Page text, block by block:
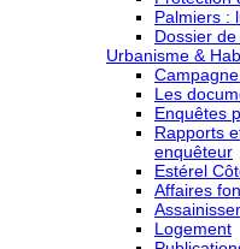
Palmiers :
Dossier de
Urbanisme &
Les
Enquêtes
Rapports
enquêteur
Estérel
Affaires
Logement